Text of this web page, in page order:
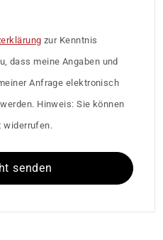
zur Kenntnis
dass meine Angaben und
Anfrage elektronisch
Hinweis: Sie können
widerrufen.
senden